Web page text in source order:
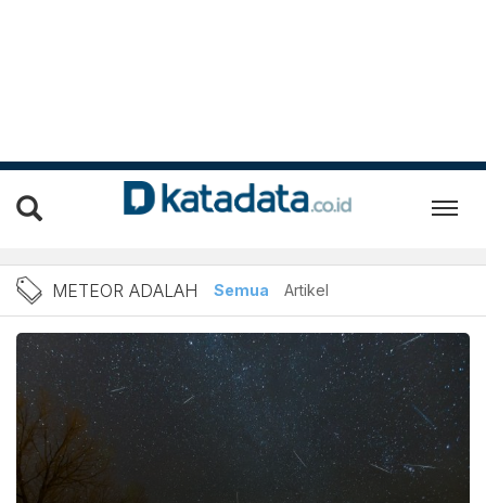
Berita Meteor Adalah
METEOR ADALAH Semua Artikel